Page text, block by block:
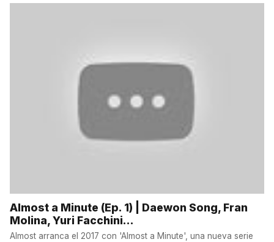
Almost a Minute (Ep. 1) | Daewon Song, Fran
Molina, Yuri Facchini...
Almost arranca el 2017 con 'Almost a Minute', una nueva serie